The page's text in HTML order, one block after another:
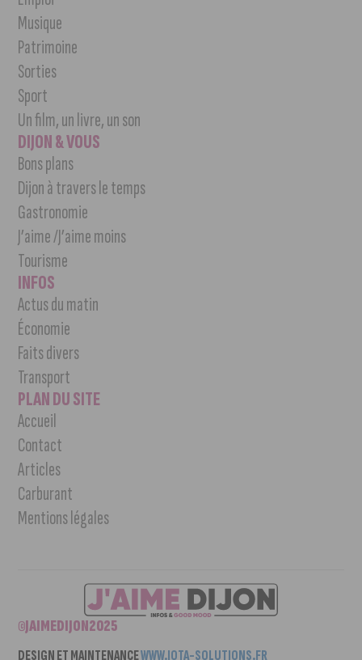
Musique
Patrimoine
Sorties
Sport
Un film, un livre, un son
DIJON & VOUS
Bons plans
Dijon à travers le temps
Gastronomie
J’aime /J’aime moins
Tourisme
INFOS
Actus du matin
Économie
Faits divers
Transport
PLAN DU SITE
Accueil
Contact
Articles
Carburant
Mentions légales
©JAIMEDIJON2025
DESIGN ET MAINTENANCEWWW.IOTA-SOLUTIONS.FR